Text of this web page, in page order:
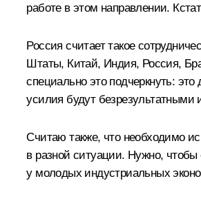
работе в этом направлении.
Россия считает такое
Штаты, Китай, Индия, Россия,
специально это подчеркнуть:
усилия будут
Считаю также, что необходимо
в разной ситуации. Нужно, чтобы
у молодых индустриальных